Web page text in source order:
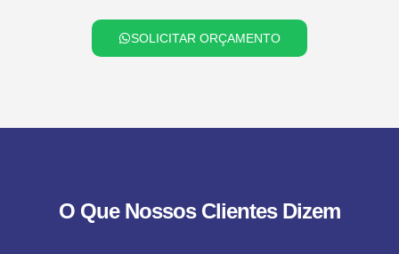
SOLICITAR ORÇAMENTO
O Que Nossos Clientes Dizem